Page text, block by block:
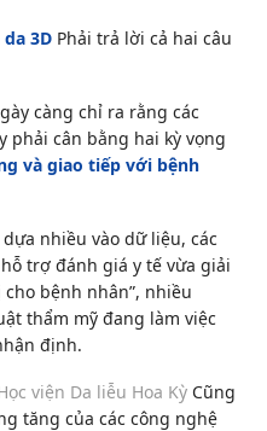
3DPhải trả lời cả hai câu
càng chỉ ra rằng các
phải cân bằng hai kỳ vọng
và giao tiếp với bệnh
nhiều vào dữ liệu, các
trợ đánh giá y tế vừa giải
bệnh nhân”, nhiều
thẩm mỹ đang làm việc
định.
viện Da liễu Hoa KỳCũng
tăng của các công nghệ